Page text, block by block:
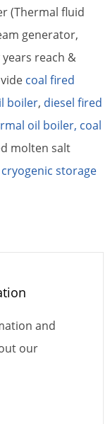
(Thermal fluid
generator,
reach &
coal fired
boiler, diesel fired
oil boiler, coal
molten salt
storage
and
our